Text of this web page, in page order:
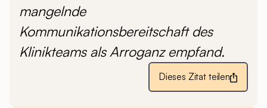
mangelnde
Kommunikationsbereitschaft des
Klinikteams als Arroganz empfand.
Dieses Zitat teilen